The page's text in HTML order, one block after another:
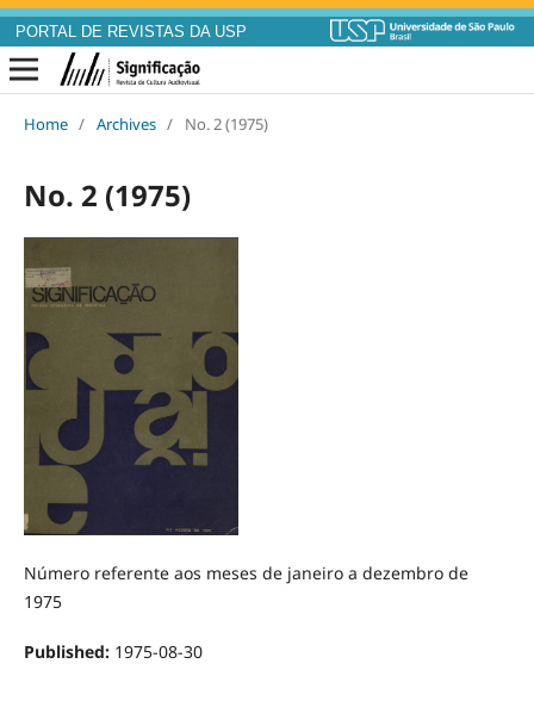
PORTAL DE REVISTAS DA USP
Home / Archives / No. 2 (1975)
No. 2 (1975)
Número referente aos meses de janeiro a dezembro de
1975
Published: 1975-08-30